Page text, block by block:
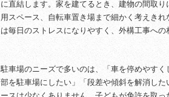
に直結します。家を建てるとき、建物の間取
用スペース、自転車置き場まで細かく考えき
は毎日のストレスになりやすく、外構工事へ
駐車場のニーズで多いのは、「車を停めやす
部を駐車場にしたい」「段差や傾斜を解消し